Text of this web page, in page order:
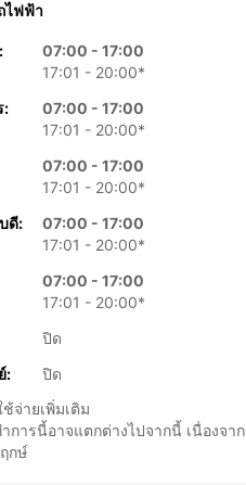
ไฟฟ้า
07:00 - 17:00
17:01 - 20:00*
:
07:00 - 17:00
17:01 - 20:00*
07:00 - 17:00
17:01 - 20:00*
ดี:
07:00 - 17:00
17:01 - 20:00*
07:00 - 17:00
17:01 - 20:00*
ปิด
:
ปิด
จ่ายเพิ่มเติม
ำการนี้อาจแตกต่างไปจากนี้ เนื่องจา
กษ์